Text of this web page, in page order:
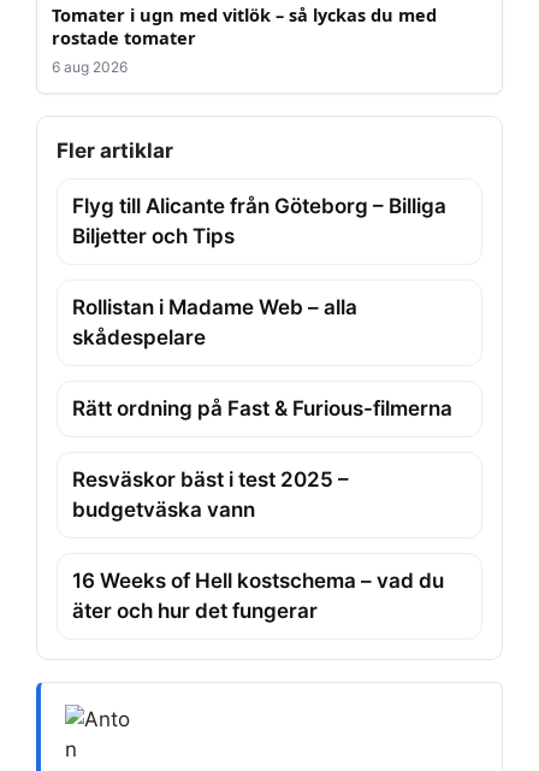
Tomater i ugn med vitlök – så lyckas du med
rostade tomater
6 aug 2026
Fler artiklar
Flyg till Alicante från Göteborg – Billiga
Biljetter och Tips
Rollistan i Madame Web – alla
skådespelare
Rätt ordning på Fast & Furious-filmerna
Resväskor bäst i test 2025 –
budgetväska vann
16 Weeks of Hell kostschema – vad du
äter och hur det fungerar